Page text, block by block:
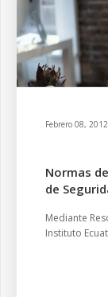
Febrero 08,
Normas
de
Mediante
Instituto